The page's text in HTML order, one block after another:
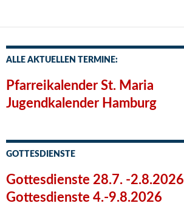
ALLE AKTUELLEN TERMINE:
Pfarreikalender St. Maria
Jugendkalender Hamburg
GOTTESDIENSTE
Gottesdienste 28.7. -2.8.2026
Gottesdienste 4.-9.8.2026